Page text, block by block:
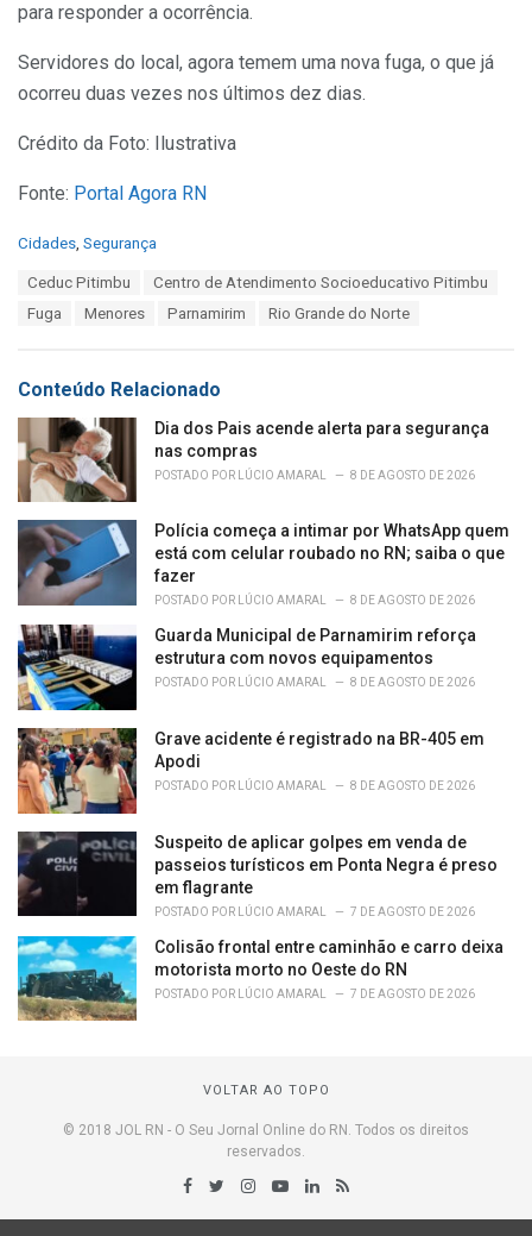
para responder a ocorrência.
Servidores do local, agora temem uma nova fuga, o que já
ocorreu duas vezes nos últimos dez dias.
Crédito da Foto: Ilustrativa
Fonte: Portal Agora RN
C
i
e
:
Cidades, Segurança
Ceduc Pitimbu
Centro de Atendimento Socioeducativo Pitimbu
Fuga
Menores Parnamirim Rio Grande do Norte
Conteúdo Relacionado
Dia dos Pais acende alerta para segurança
nas compras
POSTADO POR LÚCIO AMARAL 8 DE AGOSTO DE 2026
Polícia começa a intimar por WhatsApp quem
está com celular roubado no RN; saiba o que
fazer
POSTADO POR LÚCIO AMARAL 8 DE AGOSTO DE 2026
Guarda Municipal de Parnamirim reforça
estrutura com novos equipamentos
POSTADO POR LÚCIO AMARAL 8 DE AGOSTO DE 2026
Grave acidente é registrado na BR-405 em
Apodi
POSTADO POR LÚCIO AMARAL 8 DE AGOSTO DE 2026
Suspeito de aplicar golpes em venda de
passeios turísticos em Ponta Negra é preso
em flagrante
POSTADO POR LÚCIO AMARAL 7 DE AGOSTO DE 2026
Colisão frontal entre caminhão e carro deixa
motorista morto no Oeste do RN
POSTADO POR LÚCIO AMARAL 7 DE AGOSTO DE 2026
VOLTAR AO TOPO
© 2018 JOL RN - O Seu Jornal Online do RN. Todos os direitos
reservados.